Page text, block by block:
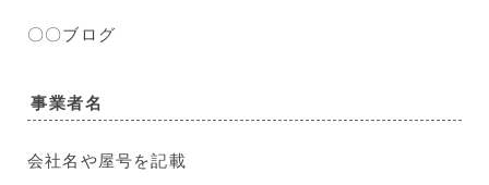
〇〇ブログ
事業者名
会社名や屋号を記載